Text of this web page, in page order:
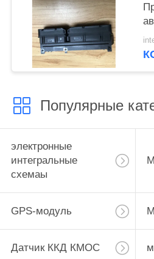
Популярные
электронные
интегральные
схемаы
GPS-модуль
Датчик ККД КМОС